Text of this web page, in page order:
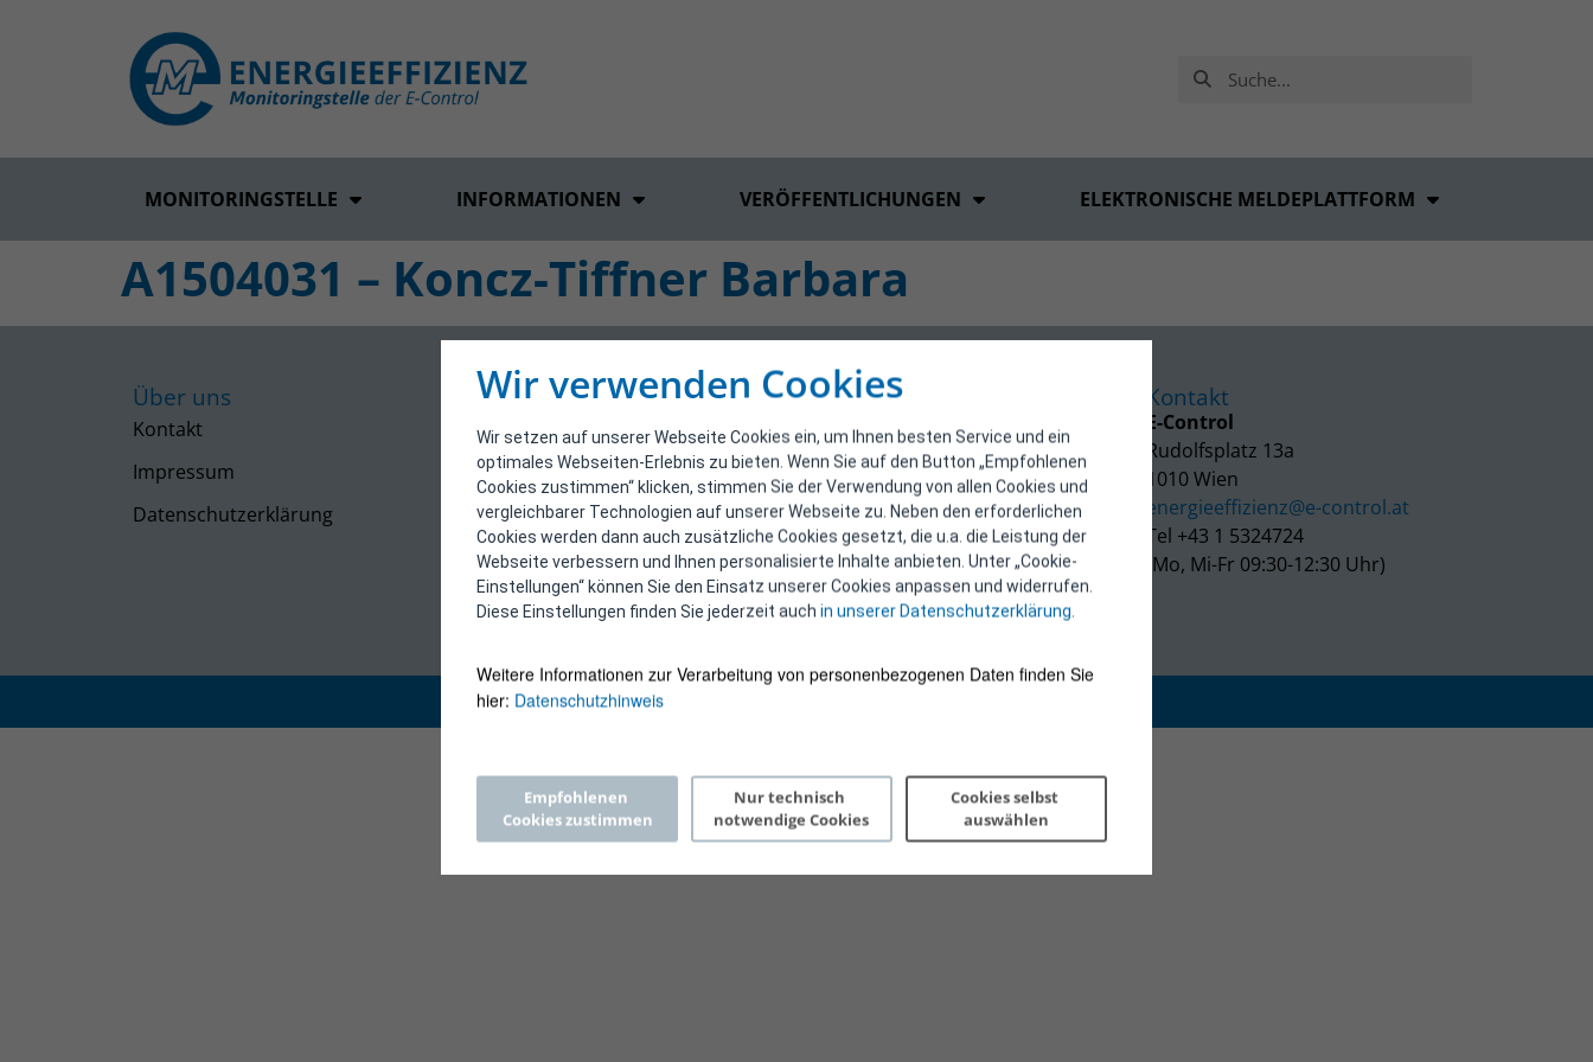
Wir verwenden Cookies
Wir setzen auf unserer Webseite Cookies ein, um Ihnen besten Service und ein
optimales Webseiten-Erlebnis zu bieten. Wenn Sie auf den Button „Empfohlenen
Cookies zustimmen“ klicken, stimmen Sie der Verwendung von allen Cookies und
vergleichbarer Technologien auf unserer Webseite zu. Neben den erforderlichen
Cookies werden dann auch zusätzliche Cookies gesetzt, die u.a. die Leistung der
Webseite verbessern und Ihnen personalisierte Inhalte anbieten. Unter „Cookie-
Einstellungen“ können Sie den Einsatz unserer Cookies anpassen und widerrufen.
Diese Einstellungen finden Sie jederzeit auch in unserer Datenschutzerklärung.
Weitere Informationen zur Verarbeitung von personenbezogenen Daten finden Sie
hier: Datenschutzhinweis
Empfohlenen
Cookies zustimmen
Nur technisch
notwendige Cookies
Cookies selbst
auswählen
MONITORINGSTELLE INFORMATIONEN VERÖFFENTLICHUNGEN ELEKTRONISCHE MELDEPLATTFORM
A1504031 – Koncz-Tiffner Barbara
Über uns
Kontakt
Impressum
Datenschutzerklärung
Kontakt
E-Control
Rudolfsplatz 13a
1010 Wien
energieeffizienz@e-control.at
Tel +43 1 5324724
(Mo, Mi-Fr 09:30-12:30 Uhr)